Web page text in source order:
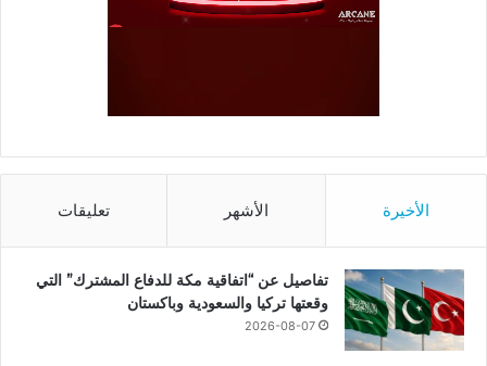
الأخيرة الأشهر تعليقات
تفاصيل عن “اتفاقية مكة للدفاع المشترك” التي
وقعتها تركيا والسعودية وباكستان
2026-08-07